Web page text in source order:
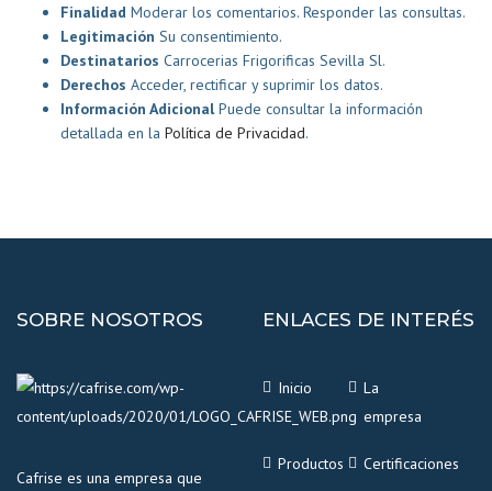
Finalidad Moderar los comentarios. Responder las consultas.
Legitimación Su consentimiento.
Destinatarios Carrocerias Frigorificas Sevilla Sl.
Derechos Acceder, rectificar y suprimir los datos.
Información AdicionalPuede consultar la información
detallada en la Política de Privacidad.
SOBRE NOSOTROS
Cafrise es una empresa que
ENLACES DE INTERÉS
Inicio
La
empresa
Productos Certificaciones